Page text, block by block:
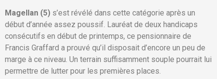
Magellan (5) s’est révélé dans cette catégorie après un
début d’année assez poussif. Lauréat de deux handicaps
consécutifs en début de printemps, ce pensionnaire de
Francis Graffard a prouvé qu’il disposait d’encore un peu de
marge à ce niveau. Un terrain suffisamment souple pourrait lui
permettre de lutter pour les premières places.